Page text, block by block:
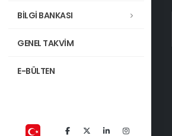
BİLGİ BANKASI
GENEL TAKVİM
E-BÜLTEN